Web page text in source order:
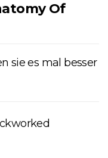
Of
sie es mal besser